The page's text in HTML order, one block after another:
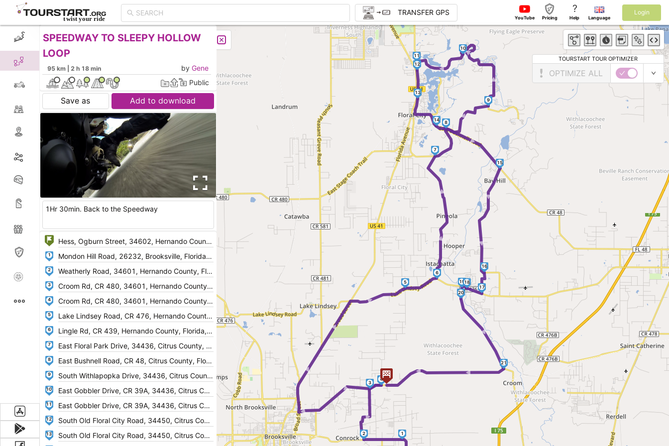
► ►
► ►
►
► ► ► ►
►
►
►
►
► ► ► ► ►
1
2
3
4
5
6
7
8
9
10
11
12
13
14
15
16
17
18
19
20
21
TRANSFER GPS
YouTube Pricing
?
Help Language
Login
CREATE TOUR LIST
SPEEDWAY TO SLEEPY HOLLOW
LOOP
95 km | 2 h 18 min by Gene
Public
Save as Add to download
1Hr 30min. Back to the Speedway
1
2
3
4
5
6
7
8
9
10
11
12
13
TOURSTART TOUR OPTIMIZER
OPTIMIZE ALL